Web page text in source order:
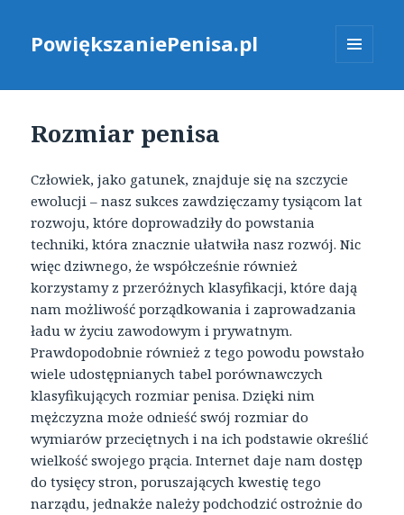
PowiększaniePenisa.pl
Rozmiar penisa
Człowiek, jako gatunek, znajduje się na szczycie
ewolucji – nasz sukces zawdzięczamy tysiącom lat
rozwoju, które doprowadziły do powstania
techniki, która znacznie ułatwiła nasz rozwój. Nic
więc dziwnego, że współcześnie również
korzystamy z przeróżnych klasyfikacji, które dają
nam możliwość porządkowania i zaprowadzania
ładu w życiu zawodowym i prywatnym.
Prawdopodobnie również z tego powodu powstało
wiele udostępnianych tabel porównawczych
klasyfikujących rozmiar penisa. Dzięki nim
mężczyzna może odnieść swój rozmiar do
wymiarów przeciętnych i na ich podstawie określić
wielkość swojego prącia. Internet daje nam dostęp
do tysięcy stron, poruszających kwestię tego
narządu, jednakże należy podchodzić ostrożnie do